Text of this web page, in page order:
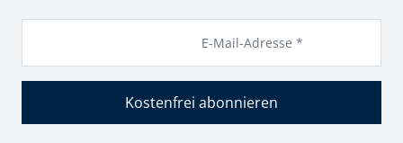
E-Mail-Adresse *
Kostenfrei abonnieren